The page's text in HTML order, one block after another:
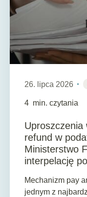
26. lipca 2026
4 min. czytania
Uproszczenia
refund w
Ministerstwo
interpelację
Mechanizm pay
jednym z